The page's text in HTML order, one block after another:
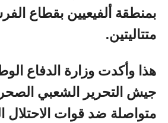
بمنطقة ألفيعيين بقطاع
متتاليتين.
هذا وأكدت وزارة الدفاع
جيش التحرير الشعبي
متواصلة ضد قوات الاحتلال